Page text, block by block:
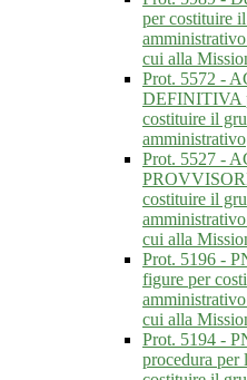
per costituire
cui alla
Prot. 5572 -
DEFINITIVA
costituire il
amministrativo
Prot. 5527 -
costituire il
cui alla
Prot. 5196 -
figure per
cui alla
Prot. 5194 -
procedura per